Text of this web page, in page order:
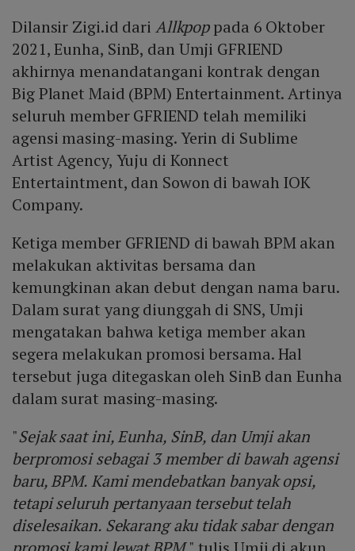
Dilansir Zigi.id dari Allkpoppada 6 Oktober
2021, Eunha, SinB, dan Umji GFRIEND
akhirnya menandatangani kontrak dengan
Big Planet Maid (BPM) Entertainment. Artinya
seluruh member GFRIEND telah memiliki
agensi masing-masing. Yerin di Sublime
Artist Agency, Yuju di Konnect
Entertaintment, dan Sowon di bawah IOK
Company.
Ketiga member GFRIEND di bawah BPM akan
melakukan aktivitas bersama dan
kemungkinan akan debut dengan nama baru.
Dalam surat yang diunggah di SNS, Umji
mengatakan bahwa ketiga member akan
segera melakukan promosi bersama. Hal
tersebut juga ditegaskan oleh SinB dan Eunha
dalam surat masing-masing.
"Sejak saat ini, Eunha, SinB, dan Umji akan
berpromosi sebagai 3 member di bawah agensi
baru, BPM. Kami mendebatkan banyak opsi,
tetapi seluruh pertanyaan tersebut telah
diselesaikan. Sekarang aku tidak sabar dengan